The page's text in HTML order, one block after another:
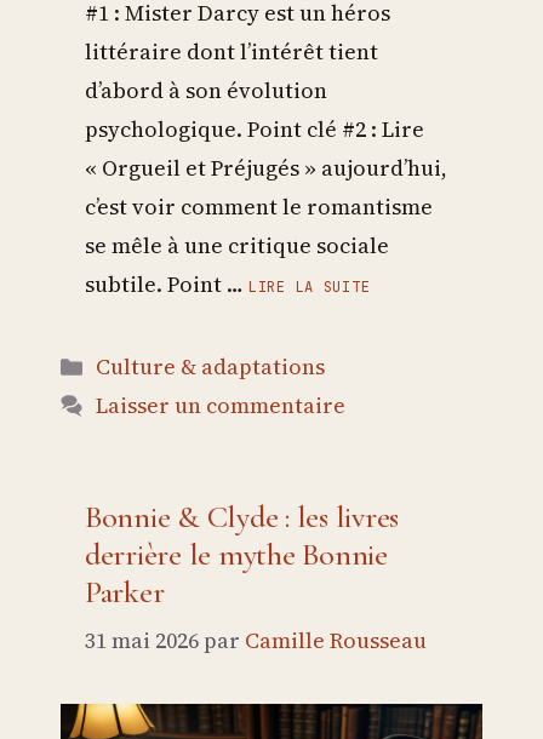
#1 : Mister Darcy est un héros
littéraire dont l’intérêt tient
d’abord à son évolution
psychologique. Point clé #2 : Lire
« Orgueil et Préjugés » aujourd’hui,
c’est voir comment le romantisme
se mêle à une critique sociale
subtile. Point … LIRE LA SUITE
Catégories
Culture & adaptations
Laisser un commentaire
Bonnie & Clyde : les livres
derrière le mythe Bonnie
Parker
31 mai 2026 par Camille Rousseau